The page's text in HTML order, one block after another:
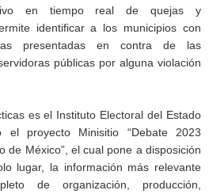
en tiempo real de quejas y
identificar a los municipios con
presentadas en contra de las
públicas por alguna violación
es el Instituto Electoral del Estado
proyecto Minisitio “Debate 2023
de México”, el cual pone a disposición
lugar, la información más relevante
de organización, producción,